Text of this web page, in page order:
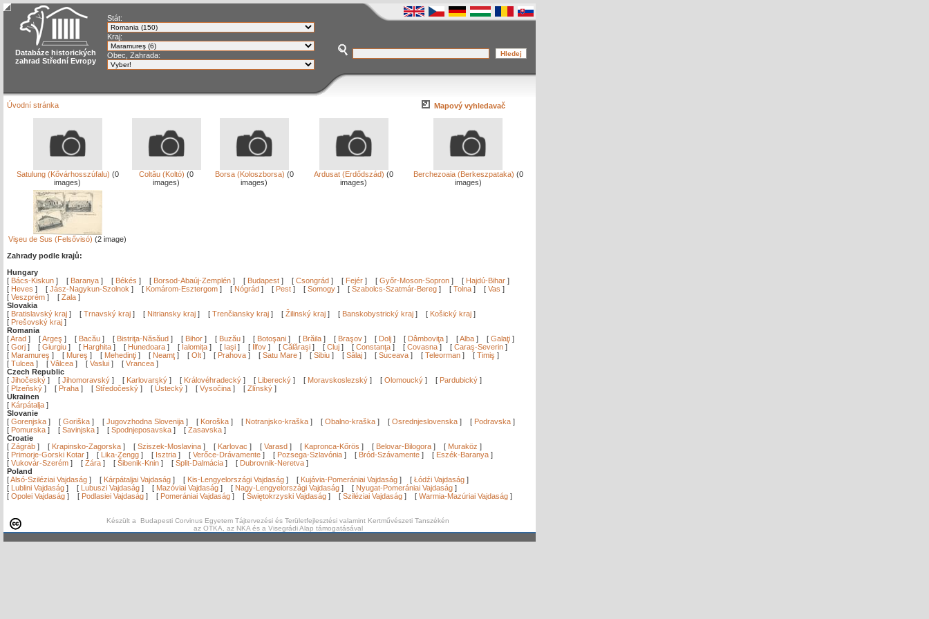
Databáze historických
zahrad Střední Evropy
Stát:
Kraj:
Obec, Zahrada:
Úvodní stránka Mapový vyhledavač
Satulung (Kővárhosszúfalu) (0
images)
Coltău (Koltó) (0
images)
Borsa (Koloszborsa) (0
images)
Ardusat (Erdődszád) (0
images)
Berchezoaia (Berkeszpataka) (0
images)
Vişeu de Sus (Felsővisó) (2 image)
Zahrady podle krajů:
Hungary
[ Bács-Kiskun ] [ Baranya ] [ Békés ] [ Borsod-Abaúj-Zemplén ] [ Budapest ] [ Csongrád ] [ Fejér ] [ Győr-Moson-Sopron ] [ Hajdú-Bihar ]
[ Heves ] [ Jász-Nagykun-Szolnok ] [ Komárom-Esztergom ] [ Nógrád ] [ Pest ] [ Somogy ] [ Szabolcs-Szatmár-Bereg ] [ Tolna ] [ Vas ]
[ Veszprém ] [ Zala ]
Slovakia
[ Bratislavský kraj ] [ Trnavský kraj ] [ Nitriansky kraj ] [ Trenčiansky kraj ] [ Žilinský kraj ] [ Banskobystrický kraj ] [ Košický kraj ]
[ Prešovský kraj ]
Romania
[Arad ] [Argeş ] [ Bacău ] [ Bistriţa-Năsăud ] [ Bihor ] [ Buzău ] [ Botoşani ] [ Brăila ] [ Braşov ] [ Dolj ] [ Dâmboviţa ] [Alba ] [ Galaţi ]
[ Gorj ] [ Giurgiu ] [ Harghita ] [ Hunedoara ] [ Ialomiţa ] [ Iaşi ] [ Ilfov ] [ Călăraşi ] [ Cluj ] [ Constanţa ] [ Covasna ] [ Caraş-Severin ]
[ Maramureş ] [ Mureş ] [ Mehedinţi ] [ Neamţ ] [ Olt ] [ Prahova ] [ Satu Mare ] [ Sibiu ] [ Sălaj ] [ Suceava ] [ Teleorman ] [ Timiş ]
[ Tulcea ] [ Vâlcea ] [ Vaslui ] [ Vrancea ]
Czech Republic
[ Jihočeský ] [ Jihomoravský ] [ Karlovarský ] [ Královéhradecký ] [ Liberecký ] [ Moravskoslezský ] [ Olomoucký ] [ Pardubický ]
[ Plzeňský ] [ Praha ] [ Středočeský ] [ Ústecký ] [ Vysočina ] [ Zlínský ]
Ukrainen
[ Kárpátalja ]
Slovanie
[ Gorenjska ] [ Goriška ] [ Jugovzhodna Slovenija ] [ Koroška ] [ Notranjsko-kraška ] [ Obalno-kraška ] [ Osrednjeslovenska ] [ Podravska ]
[ Pomurska ] [ Savinjska ] [ Spodnjeposavska ] [ Zasavska ]
Croatie
[ Zágráb ] [ Krapinsko-Zagorska ] [ Sziszek-Moslavina ] [ Karlovac ] [ Varasd ] [ Kapronca-Kőrös ] [ Belovar-Bilogora ] [ Muraköz ]
[ Primorje-Gorski Kotar ] [ Lika-Zengg ] [ Isztria ] [ Verőce-Drávamente ] [ Pozsega-Szlavónia ] [ Bród-Szávamente ] [ Eszék-Baranya ]
[ Vukovár-Szerém ] [ Zára ] [ Šibenik-Knin ] [ Split-Dalmácia ] [ Dubrovnik-Neretva ]
Poland
[Alsó-Sziléziai Vajdaság ] [ Kárpátaljai Vajdaság ] [ Kis-Lengyelországi Vajdaság ] [ Kujávia-Pomerániai Vajdaság ] [ Łódźi Vajdaság ]
[ Lublini Vajdaság ] [ Lubuszi Vajdaság ] [ Mazóviai Vajdaság ] [ Nagy-Lengyelországi Vajdaság ] [ Nyugat-Pomerániai Vajdaság ]
[ Opolei Vajdaság ] [ Podlasiei Vajdaság ] [ Pomerániai Vajdaság ] [ Świętokrzyski Vajdaság ] [ Sziléziai Vajdaság ] [ Warmia-Mazúriai Vajdaság ]
Készült a Budapesti Corvinus Egyetem Tájtervezési és Területfejlesztési valamint Kertművészeti Tanszékén
az OTKA, az NKA és a Visegrádi Alap támogatásával